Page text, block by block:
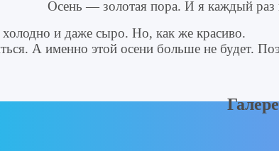
Осень — золотая пора. И я каждый раз
и даже сыро. Но, как же красиво.
А именно этой осени больше не будет.